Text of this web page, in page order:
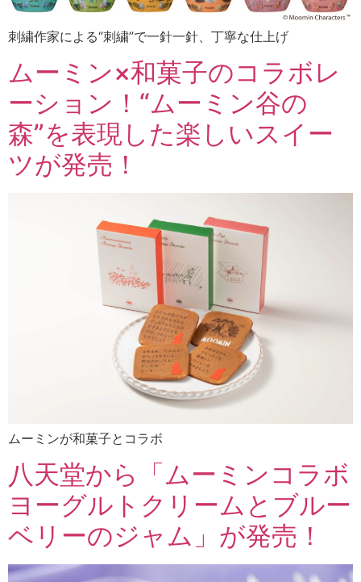
刺繍作家による“刺繍”で一針一針、丁寧な仕上げ
ムーミン×和菓子のコラボレ
ーション！“ムーミン谷の
森”を表現した楽しいスイー
ツが発売！
ムーミンが和菓子とコラボ
八天堂から「ムーミンコラボ
ヨーグルトクリームとブルー
ベリーのジャム」が発売！